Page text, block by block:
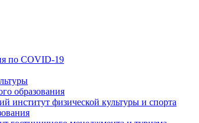
по COVID-19
образования
институт физической культуры и спорта